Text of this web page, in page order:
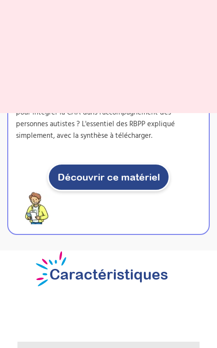
pour intégrer la CAA dans l'accompagnement des
personnes autistes ? L'essentiel des RBPP expliqué
simplement, avec la synthèse à télécharger.
Découvrir ce matériel
Caractéristiques